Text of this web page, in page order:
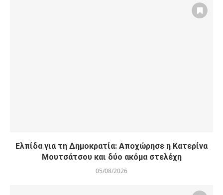
Ελπίδα για τη Δημοκρατία: Αποχώρησε η Κατερίνα
Μουτσάτσου και δύο ακόμα στελέχη
05/08/2026